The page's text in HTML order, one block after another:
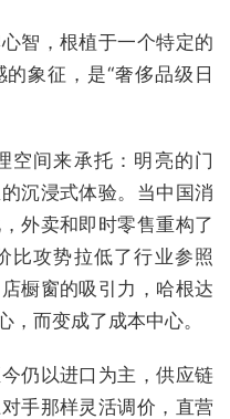
智，根植于一个特定的
象征，是“奢侈品级日
空间来承托：明亮的门
沉浸式体验。当中国消
外卖和即时零售重构了
比攻势拉低了行业参照
橱窗的吸引力，哈根达
，而变成了成本中心。
仍以进口为主，供应链
手那样灵活调价，直营